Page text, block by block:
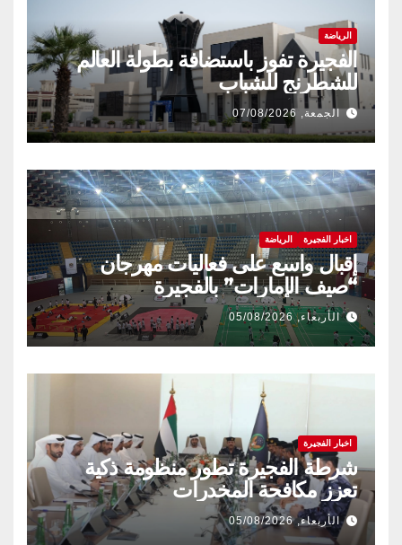
الرياضة
الفجيرة تفوز باستضافة بطولة العالم
للشطرنج للشباب
الجمعة, 07/08/2026
اخبار الفجيرة الرياضة
إقبال واسع على فعاليات مهرجان
“صيف الإمارات” بالفجيرة
الأربعاء, 05/08/2026
اخبار الفجيرة
شرطة الفجيرة تطور منظومة ذكية
تعزز مكافحة المخدرات
الأربعاء, 05/08/2026